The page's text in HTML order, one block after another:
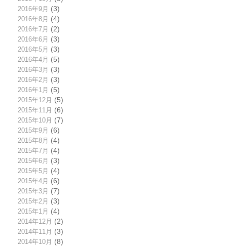
2016年9月 (3)
2016年8月 (4)
2016年7月 (2)
2016年6月 (3)
2016年5月 (3)
2016年4月 (5)
2016年3月 (3)
2016年2月 (3)
2016年1月 (5)
2015年12月 (5)
2015年11月 (6)
2015年10月 (7)
2015年9月 (6)
2015年8月 (4)
2015年7月 (4)
2015年6月 (3)
2015年5月 (4)
2015年4月 (6)
2015年3月 (7)
2015年2月 (3)
2015年1月 (4)
2014年12月 (2)
2014年11月 (3)
2014年10月 (8)